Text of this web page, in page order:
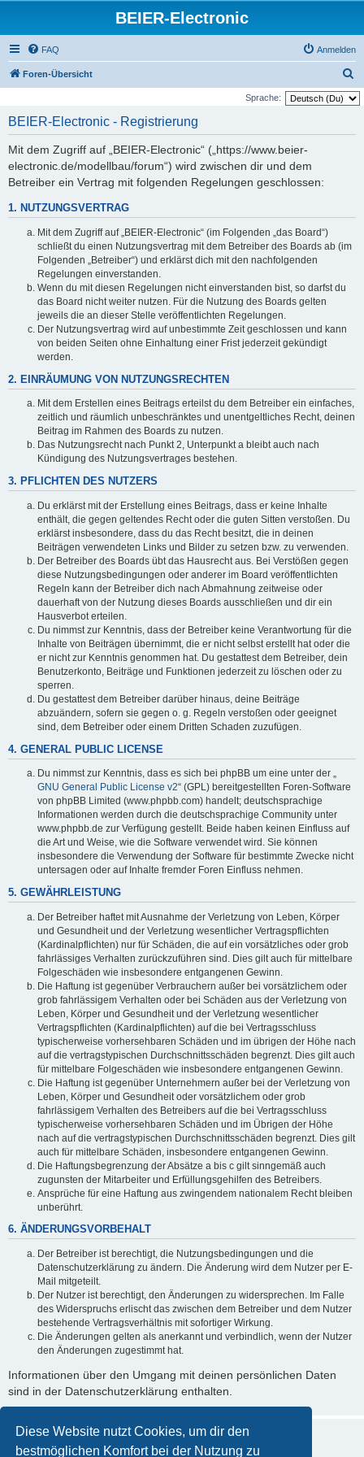
Diese Website nutzt Cookies, um dir den
bestmöglichen Komfort bei der Nutzung zu
BEIER-Electronic
FAQ Anmelden
Foren-Übersicht
u
Sprache:
BEIER-Electronic - Registrierung
Mit dem Zugriff auf „BEIER-Electronic“ („https://www.beier-
electronic.de/modellbau/forum“) wird zwischen dir und dem
Betreiber ein Vertrag mit folgenden Regelungen geschlossen:
1. NUTZUNGSVERTRAG
Mit dem Zugriff auf „BEIER-Electronic“ (im Folgenden „das Board“)
schließt du einen Nutzungsvertrag mit dem Betreiber des Boards ab (im
Folgenden „Betreiber“) und erklärst dich mit den nachfolgenden
Regelungen einverstanden.
Wenn du mit diesen Regelungen nicht einverstanden bist, so darfst du
das Board nicht weiter nutzen. Für die Nutzung des Boards gelten
jeweils die an dieser Stelle veröffentlichten Regelungen.
Der Nutzungsvertrag wird auf unbestimmte Zeit geschlossen und kann
von beiden Seiten ohne Einhaltung einer Frist jederzeit gekündigt
werden.
2. EINRÄUMUNG VON NUTZUNGSRECHTEN
Mit dem Erstellen eines Beitrags erteilst du dem Betreiber ein einfaches,
zeitlich und räumlich unbeschränktes und unentgeltliches Recht, deinen
Beitrag im Rahmen des Boards zu nutzen.
Das Nutzungsrecht nach Punkt 2, Unterpunkt a bleibt auch nach
Kündigung des Nutzungsvertrages bestehen.
3. PFLICHTEN DES NUTZERS
Du erklärst mit der Erstellung eines Beitrags, dass er keine Inhalte
enthält, die gegen geltendes Recht oder die guten Sitten verstoßen. Du
erklärst insbesondere, dass du das Recht besitzt, die in deinen
Beiträgen verwendeten Links und Bilder zu setzen bzw. zu verwenden.
Der Betreiber des Boards übt das Hausrecht aus. Bei Verstößen gegen
diese Nutzungsbedingungen oder anderer im Board veröffentlichten
Regeln kann der Betreiber dich nach Abmahnung zeitweise oder
dauerhaft von der Nutzung dieses Boards ausschließen und dir ein
Hausverbot erteilen.
Du nimmst zur Kenntnis, dass der Betreiber keine Verantwortung für die
Inhalte von Beiträgen übernimmt, die er nicht selbst erstellt hat oder die
er nicht zur Kenntnis genommen hat. Du gestattest dem Betreiber, dein
Benutzerkonto, Beiträge und Funktionen jederzeit zu löschen oder zu
sperren.
Du gestattest dem Betreiber darüber hinaus, deine Beiträge
abzuändern, sofern sie gegen o. g. Regeln verstoßen oder geeignet
sind, dem Betreiber oder einem Dritten Schaden zuzufügen.
4. GENERAL PUBLIC LICENSE
Du nimmst zur Kenntnis, dass es sich bei phpBB um eine unter der „
GNU General Public License v2“ (GPL) bereitgestellten Foren-Software
von phpBB Limited (www.phpbb.com) handelt; deutschsprachige
Informationen werden durch die deutschsprachige Community unter
www.phpbb.de zur Verfügung gestellt. Beide haben keinen Einfluss auf
die Art und Weise, wie die Software verwendet wird. Sie können
insbesondere die Verwendung der Software für bestimmte Zwecke nicht
untersagen oder auf Inhalte fremder Foren Einfluss nehmen.
5. GEWÄHRLEISTUNG
Der Betreiber haftet mit Ausnahme der Verletzung von Leben, Körper
und Gesundheit und der Verletzung wesentlicher Vertragspflichten
(Kardinalpflichten) nur für Schäden, die auf ein vorsätzliches oder grob
fahrlässiges Verhalten zurückzuführen sind. Dies gilt auch für mittelbare
Folgeschäden wie insbesondere entgangenen Gewinn.
Die Haftung ist gegenüber Verbrauchern außer bei vorsätzlichem oder
grob fahrlässigem Verhalten oder bei Schäden aus der Verletzung von
Leben, Körper und Gesundheit und der Verletzung wesentlicher
Vertragspflichten (Kardinalpflichten) auf die bei Vertragsschluss
typischerweise vorhersehbaren Schäden und im übrigen der Höhe nach
auf die vertragstypischen Durchschnittsschäden begrenzt. Dies gilt auch
für mittelbare Folgeschäden wie insbesondere entgangenen Gewinn.
Die Haftung ist gegenüber Unternehmern außer bei der Verletzung von
Leben, Körper und Gesundheit oder vorsätzlichem oder grob
fahrlässigem Verhalten des Betreibers auf die bei Vertragsschluss
typischerweise vorhersehbaren Schäden und im Übrigen der Höhe
nach auf die vertragstypischen Durchschnittsschäden begrenzt. Dies gilt
auch für mittelbare Schäden, insbesondere entgangenen Gewinn.
Die Haftungsbegrenzung der Absätze a bis c gilt sinngemäß auch
zugunsten der Mitarbeiter und Erfüllungsgehilfen des Betreibers.
Ansprüche für eine Haftung aus zwingendem nationalem Recht bleiben
unberührt.
6. ÄNDERUNGSVORBEHALT
Der Betreiber ist berechtigt, die Nutzungsbedingungen und die
Datenschutzerklärung zu ändern. Die Änderung wird dem Nutzer per E-
Mail mitgeteilt.
Der Nutzer ist berechtigt, den Änderungen zu widersprechen. Im Falle
des Widerspruchs erlischt das zwischen dem Betreiber und dem Nutzer
bestehende Vertragsverhältnis mit sofortiger Wirkung.
Die Änderungen gelten als anerkannt und verbindlich, wenn der Nutzer
den Änderungen zugestimmt hat.
Informationen über den Umgang mit deinen persönlichen Daten
sind in der Datenschutzerklärung enthalten.